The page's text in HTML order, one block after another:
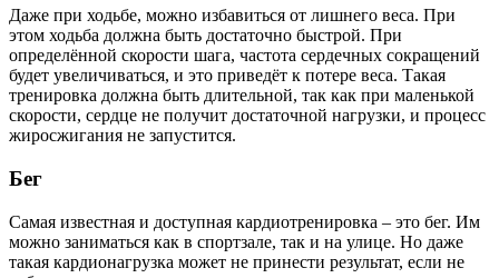
Даже при ходьбе, можно избавиться от лишнего веса. При
этом ходьба должна быть достаточно быстрой. При
определённой скорости шага, частота сердечных сокращений
будет увеличиваться, и это приведёт к потере веса. Такая
тренировка должна быть длительной, так как при маленькой
скорости, сердце не получит достаточной нагрузки, и процесс
жиросжигания не запустится.
Бег
Самая известная и доступная кардиотренировка – это бег. Им
можно заниматься как в спортзале, так и на улице. Но даже
такая кардионагрузка может не принести результат, если не